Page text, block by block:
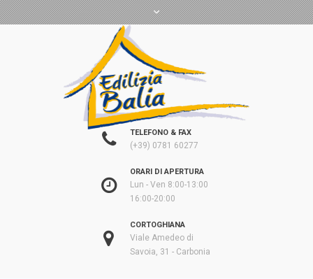
TELEFONO & FAX
(+39) 0781 60277
ORARI DI APERTURA
Lun - Ven 8:00-13:00
16:00-20:00
CORTOGHIANA
Viale Amedeo di
Savoia, 31 - Carbonia